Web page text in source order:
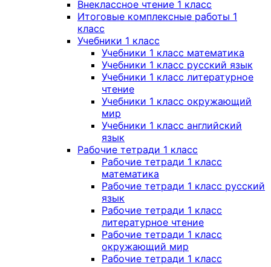
Внеклассное чтение 1 класс
Итоговые комплексные работы 1
класс
Учебники 1 класс
Учебники 1 класс математика
Учебники 1 класс русский язык
Учебники 1 класс литературное
чтение
Учебники 1 класс окружающий
мир
Учебники 1 класс английский
язык
Рабочие тетради 1 класс
Рабочие тетради 1 класс
математика
Рабочие тетради 1 класс русский
язык
Рабочие тетради 1 класс
литературное чтение
Рабочие тетради 1 класс
окружающий мир
Рабочие тетради 1 класс